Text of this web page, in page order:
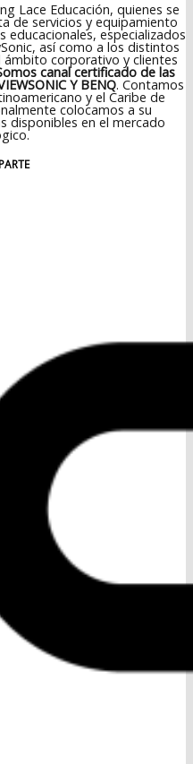
Lace Educación, quienes se
de servicios y equipamiento
especializados
así como a los distintos
corporativo y clientes
canal certificado de las
Y BENQ. Contamos
y el Caribe de
colocamos a su
disponibles en el mercado